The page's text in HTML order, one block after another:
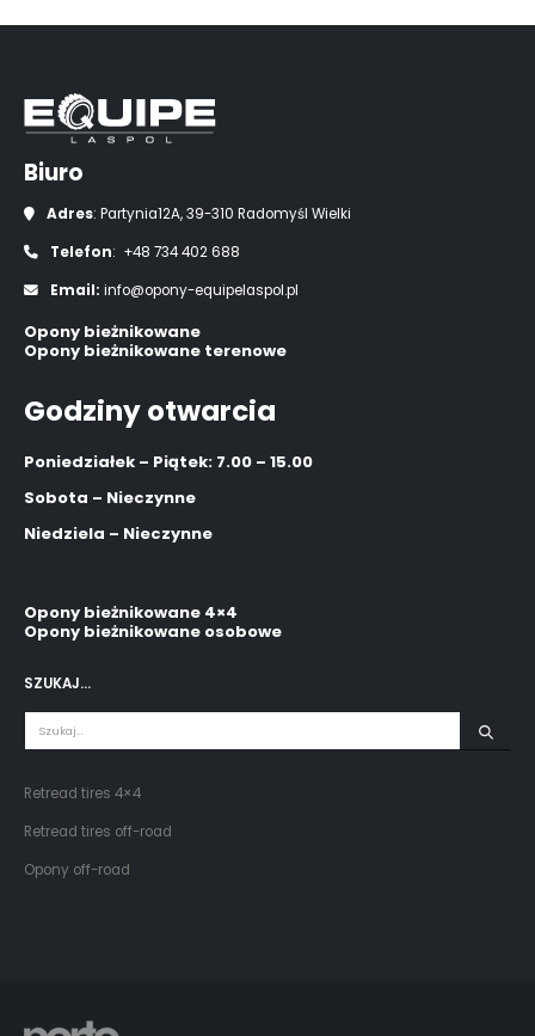
Biuro
Adres: Partynia12A, 39-310 Radomyśl Wielki
Telefon: +48 734 402 688
Email: info@opony-equipelaspol.pl
Opony bieżnikowane
Opony bieżnikowane terenowe
Godziny otwarcia
Poniedziałek – Piątek: 7.00 – 15.00
Sobota – Nieczynne
Niedziela – Nieczynne
Opony bieżnikowane 4×4
Opony bieżnikowane osobowe
SZUKAJ…
Retread tires 4×4
Retread tires off-road
Opony off-road